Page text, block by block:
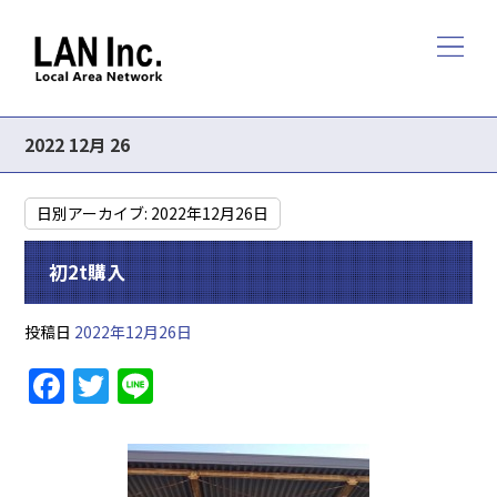
2022 12月 26
日別アーカイブ: 2022年12月26日
初2t購入
投稿日 2022年12月26日
F
a
T
w
itte